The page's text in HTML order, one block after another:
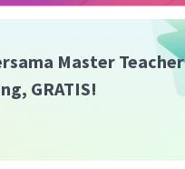
Master Teacher
GRATIS!